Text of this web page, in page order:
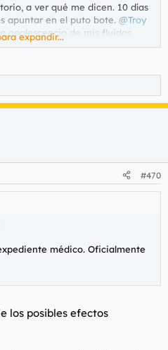
a ver qué me dicen. 10 días
apuntar en el puto bote. @Troy
opalescencia de mis fluidos
contrario)
expandir...
#470
médico. Oficialmente
los posibles efectos